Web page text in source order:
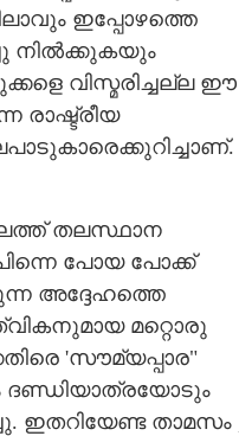
ഇപ്പോഴത്തെ
നിൽക്കുകയും
വിസ്മരിച്ചല്ല ഈ
രാഷ്ട്രീയ
തലസ്ഥാന
പോയ പോക്ക്
അദ്ദേഹത്തെ
മറ്റൊരു
'സൗമ്യപ്പാര"
ദണ്ഡിയാത്രയോടും
ഇതറിയേണ്ട താമസം